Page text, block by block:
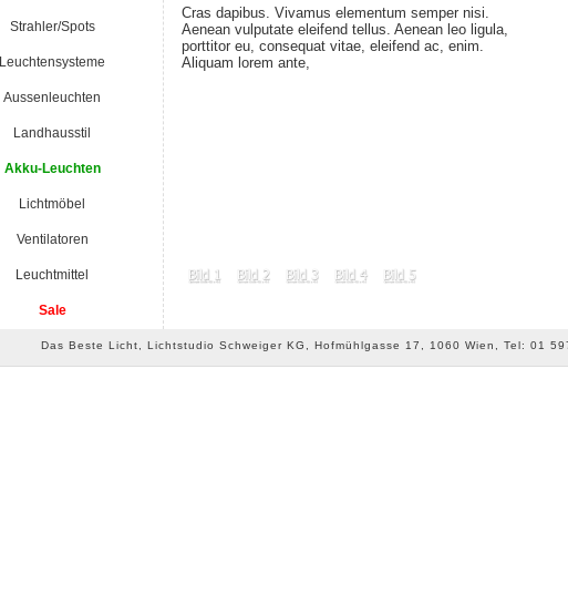
Strahler/Spots
Leuchtensysteme
Aussenleuchten
Landhausstil
Akku-Leuchten
Lichtmöbel
Ventilatoren
Leuchtmittel
Sale
Cras dapibus. Vivamus elementum semper nisi.
Aenean vulputate eleifend tellus. Aenean leo ligula,
porttitor eu, consequat vitae, eleifend ac, enim.
Aliquam lorem ante,
Das Beste Licht, Lichtstudio Schweiger KG, Hofmühlgasse 17, 1060 Wien, Tel: 01